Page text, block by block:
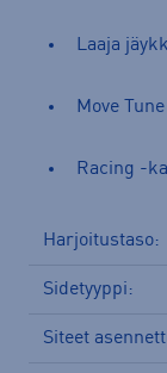
Laaja
Move
Racing -
Harjoitustaso:
Sidetyyppi:
Siteet